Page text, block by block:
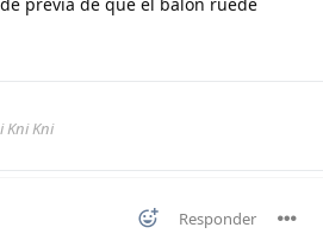
Kni Kni
Responder